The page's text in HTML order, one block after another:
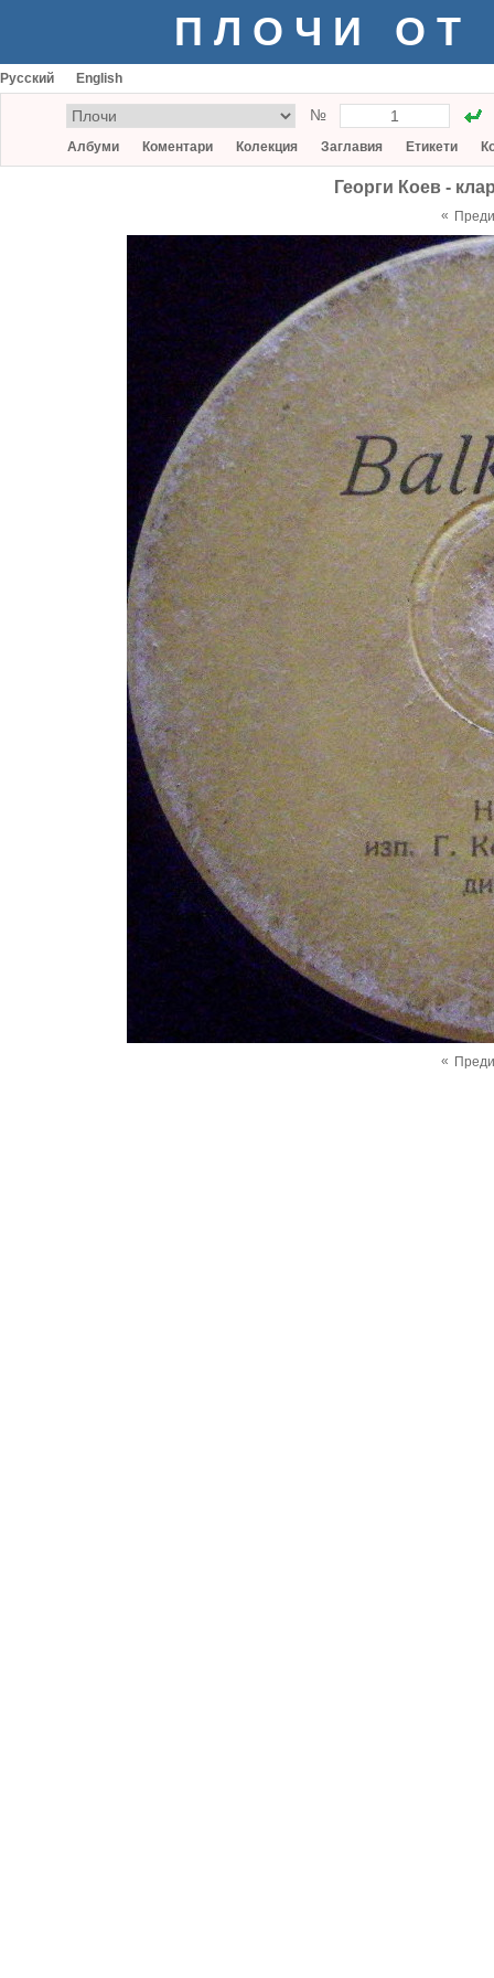
ПЛОЧИ ОТ
Русский English
№
Албуми Коментари Колекция Заглавия Етикети
Георги Коев -
«
«